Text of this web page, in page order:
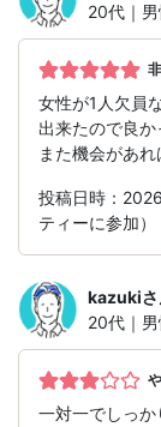
20代｜男
女性が1人欠員
出来たので良か
また機会があ
投稿日時：
ティーに参加）
kazuki
20代｜男
一対一でしっ